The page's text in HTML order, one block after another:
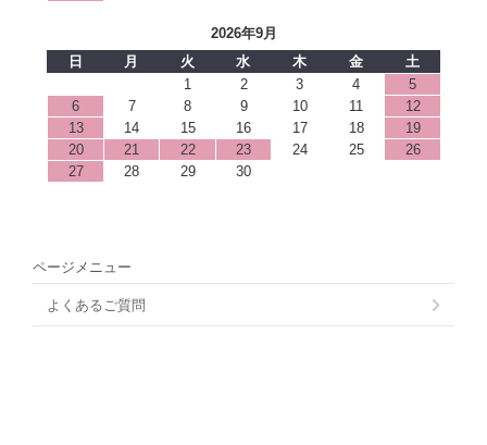
2026年9月
日
月 火 水 木 金
土
1
2 3 4
5
6
7 8 9 10 11
12
13
14 15 16 17 18
19
20
21 22 23 24 25
26
27
28 29 30
ページメニュー
よくあるご質問